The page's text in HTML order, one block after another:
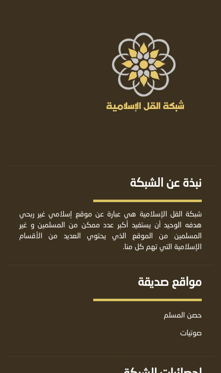
نبذة عن الشبكة
شبكة القل الإسلامية هي عبارة عن موقع إسلامي غير ربحي
هدفه الوحيد أن يستفيد أكبر عدد ممكن من المسلمين و غير
المسلمين من الموقع الذي يحتوي العديد من الأقسام
الإسلامية التي تهم كل منا.
مواقع صديقة
حصن المسلم
صوتيات